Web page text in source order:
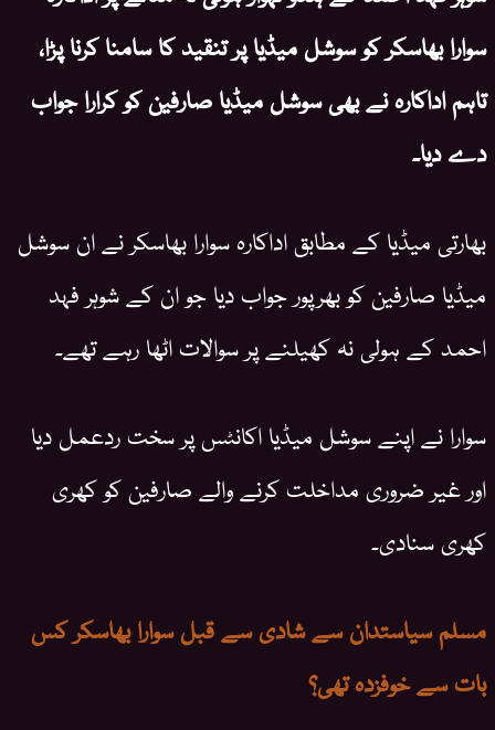
سوارا بھاسکر کو سوشل میڈیا پر تنقید کا سامنا کرنا پڑا،
تاہم اداکارہ نے بھی سوشل میڈیا صارفین کو کرارا جواب
دے دیا۔
بھارتی میڈیا کے مطابق اداکارہ سوارا بھاسکر نے ان سوشل
میڈیا صارفین کو بھرپور جواب دیا جو ان کے شوہر فہد
احمد کے ہولی نہ کھیلنے پر سوالات اٹھا رہے تھے۔
سوارا نے اپنے سوشل میڈیا اکانٹس پر سخت ردعمل دیا
اور غیر ضروری مداخلت کرنے والے صارفین کو کھری
کھری سنادی۔
مسلم سیاستدان سے شادی سے قبل سوارا بھاسکر کس
بات سے خوفزدہ تھی؟